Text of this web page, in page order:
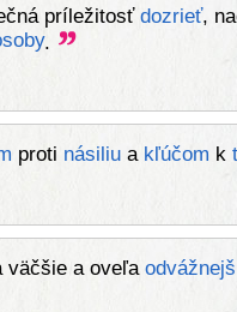
príležitosť dozrieť,
.
proti násiliua kľúčom k
a oveľa